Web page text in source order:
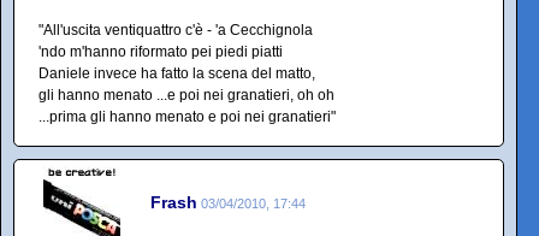
"All'uscita ventiquattro c'è - 'a Cecchignola
'ndo m'hanno riformato pei piedi piatti
Daniele invece ha fatto la scena del matto,
gli hanno menato ...e poi nei granatieri, oh oh
...prima gli hanno menato e poi nei granatieri"
Frash 03/04/2010, 17:44